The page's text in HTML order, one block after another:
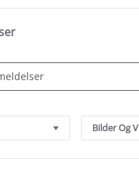
Bilder Og